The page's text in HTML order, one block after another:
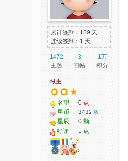
爱
辅
累计签到：189 天
连续签到：1 天
1472
主题
3
回帖
1万
积分
域主
名望 0 点
星币
3432 枚
星辰
0 颗
好评
1 点